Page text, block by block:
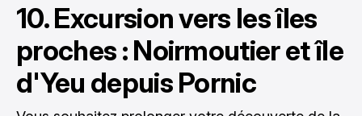
10. Excursion vers les îles
proches : Noirmoutier et île
d'Yeu depuis Pornic